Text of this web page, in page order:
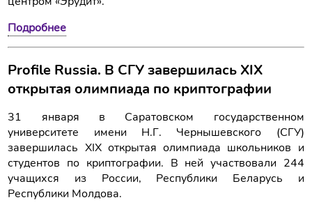
Подробнее
Profile Russia. В СГУ завершилась XIX
открытая олимпиада по криптографии
31 января в Саратовском государственном
университете имени Н.Г. Чернышевского (СГУ)
завершилась XIX открытая олимпиада школьников и
студентов по криптографии. В ней участвовали 244
учащихся из России, Республики Беларусь и
Республики Молдова.